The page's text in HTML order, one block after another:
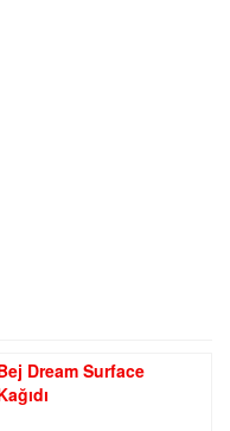
Dream Surface